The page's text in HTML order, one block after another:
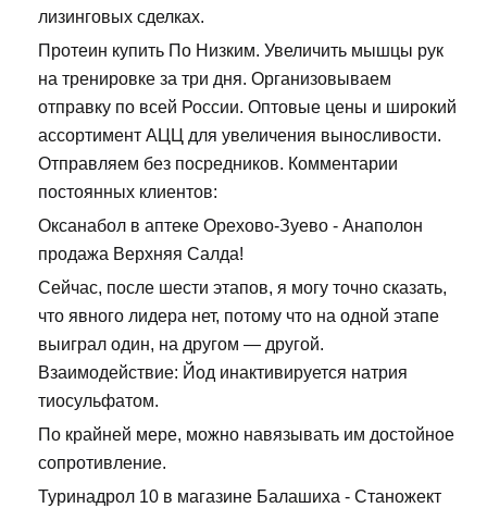
лизинговых сделках.
Протеин купить По Низким. Увеличить мышцы рук
на тренировке за три дня. Организовываем
отправку по всей России. Оптовые цены и широкий
ассортимент АЦЦ для увеличения выносливости.
Отправляем без посредников. Комментарии
постоянных клиентов:
Оксанабол в аптеке Орехово-Зуево - Анаполон
продажа Верхняя Салда!
Сейчас, после шести этапов, я могу точно сказать,
что явного лидера нет, потому что на одной этапе
выиграл один, на другом — другой.
Взаимодействие: Йод инактивируется натрия
тиосульфатом.
По крайней мере, можно навязывать им достойное
сопротивление.
Туринадрол 10 в магазине Балашиха - Станожект